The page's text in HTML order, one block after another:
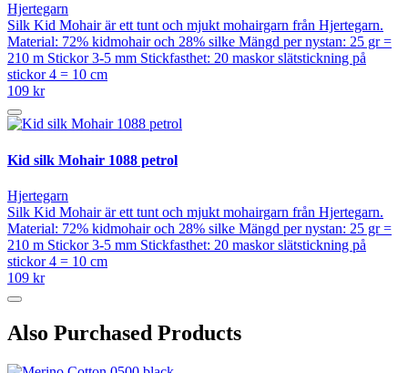
Hjertegarn
Silk Kid Mohair är ett tunt och mjukt mohairgarn från Hjertegarn.
Material: 72% kidmohair och 28% silke Mängd per nystan: 25 gr =
210 m Stickor 3-5 mm Stickfasthet: 20 maskor slätstickning på
stickor 4 = 10 cm
109 kr
Kid silk Mohair 1088 petrol
Hjertegarn
Silk Kid Mohair är ett tunt och mjukt mohairgarn från Hjertegarn.
Material: 72% kidmohair och 28% silke Mängd per nystan: 25 gr =
210 m Stickor 3-5 mm Stickfasthet: 20 maskor slätstickning på
stickor 4 = 10 cm
109 kr
Also Purchased Products